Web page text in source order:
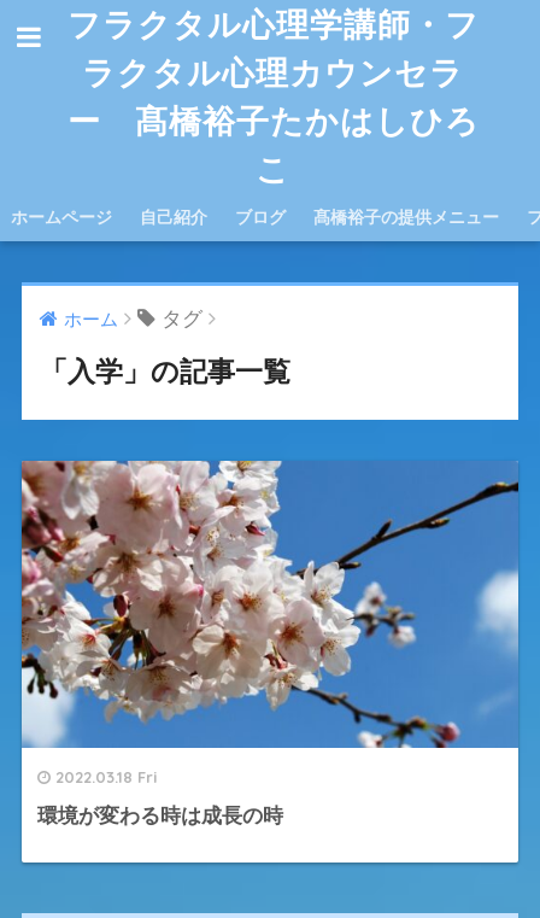
フラクタル心理学講師・フ
ラクタル心理カウンセラ
ー 髙橋裕子たかはしひろ
こ
ホームページ 自己紹介 ブログ 髙橋裕子の提供メニュー
ホーム タグ
「入学」の記事一覧
2022.03.18 Fri
環境が変わる時は成長の時